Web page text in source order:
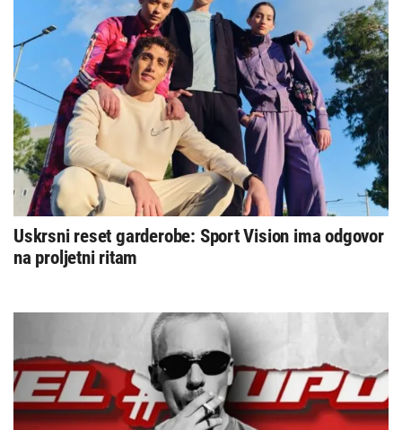
Uskrsni reset garderobe: Sport Vision ima odgovor
na proljetni ritam